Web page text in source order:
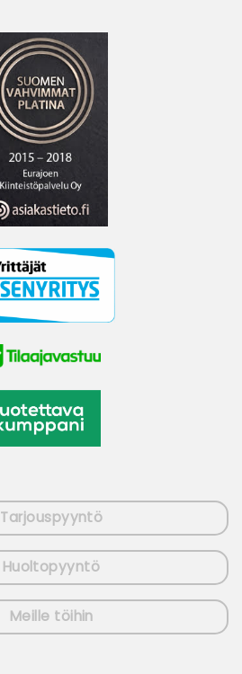
Tarjouspyyntö
Huoltopyyntö
Meille töihin